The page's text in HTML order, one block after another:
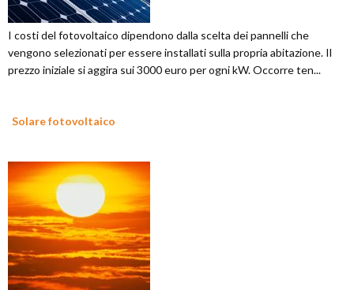
I costi del fotovoltaico dipendono dalla scelta dei pannelli che
vengono selezionati per essere installati sulla propria abitazione. Il
prezzo iniziale si aggira sui 3000 euro per ogni kW. Occorre ten...
Solare fotovoltaico